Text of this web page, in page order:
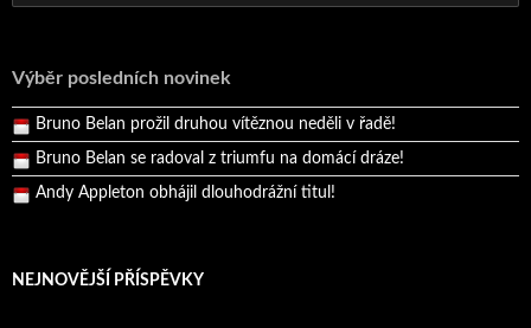
Výběr posledních novinek
Pražský přebor neskrblil překvapeními!
Bruno Belan prožil druhou vítěznou neděli v řadě!
Bruno Belan se radoval z triumfu na domácí dráze!
Andy Appleton obhájil dlouhodrážní titul!
NEJNOVĚJŠÍ PŘÍSPĚVKY